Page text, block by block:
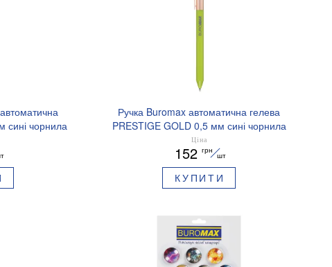
сині чорнила
Ручка Buromax автоматична гелева
PRESTIGE GOLD 0,5 мм сині чорнила
BM.83101
Ціна
152 грн
шт
КУПИТИ